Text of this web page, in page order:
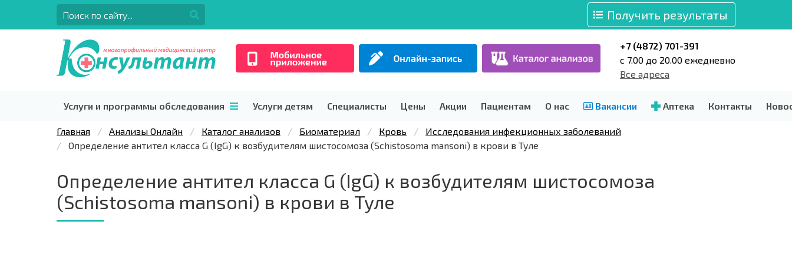
Получить результаты
+7 (4872) 701-391
c 7.00 до 20.00 ежедневно
Все адреса
Услуги и программы обследования Услуги детям Специалисты Цены Акции Пациентам О нас Вакансии Аптека Контакты
Главная Анализы Онлайн Каталог анализов Биоматериал Кровь
Исследования инфекционных заболеваний
Определение антител класса G (IgG) к возбудителям шистосомоза (Schistosoma mansoni) в крови в Туле
Определение антител класса G (IgG) к возбудителям шистосомоза
(Schistosoma mansoni) в крови в Туле